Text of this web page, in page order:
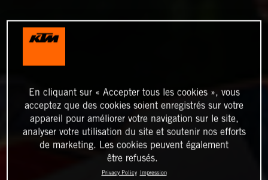
En cliquant sur « Accepter tous les cookies », vous
acceptez que des cookies soient enregistrés sur votre
appareil pour améliorer votre navigation sur le site,
analyser votre utilisation du site et soutenir nos efforts
de marketing. Les cookies peuvent également
être refusés.
Privacy Policy Impression